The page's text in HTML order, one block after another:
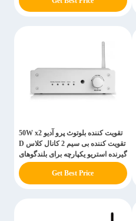
تقویت کننده بلوتوث پرو آدیو 50W x2
تقویت کننده بی سیم 2 کانال کلاس D
گیرنده استریو یکپارچه برای بلندگوهای
منفعل
Get Best Price